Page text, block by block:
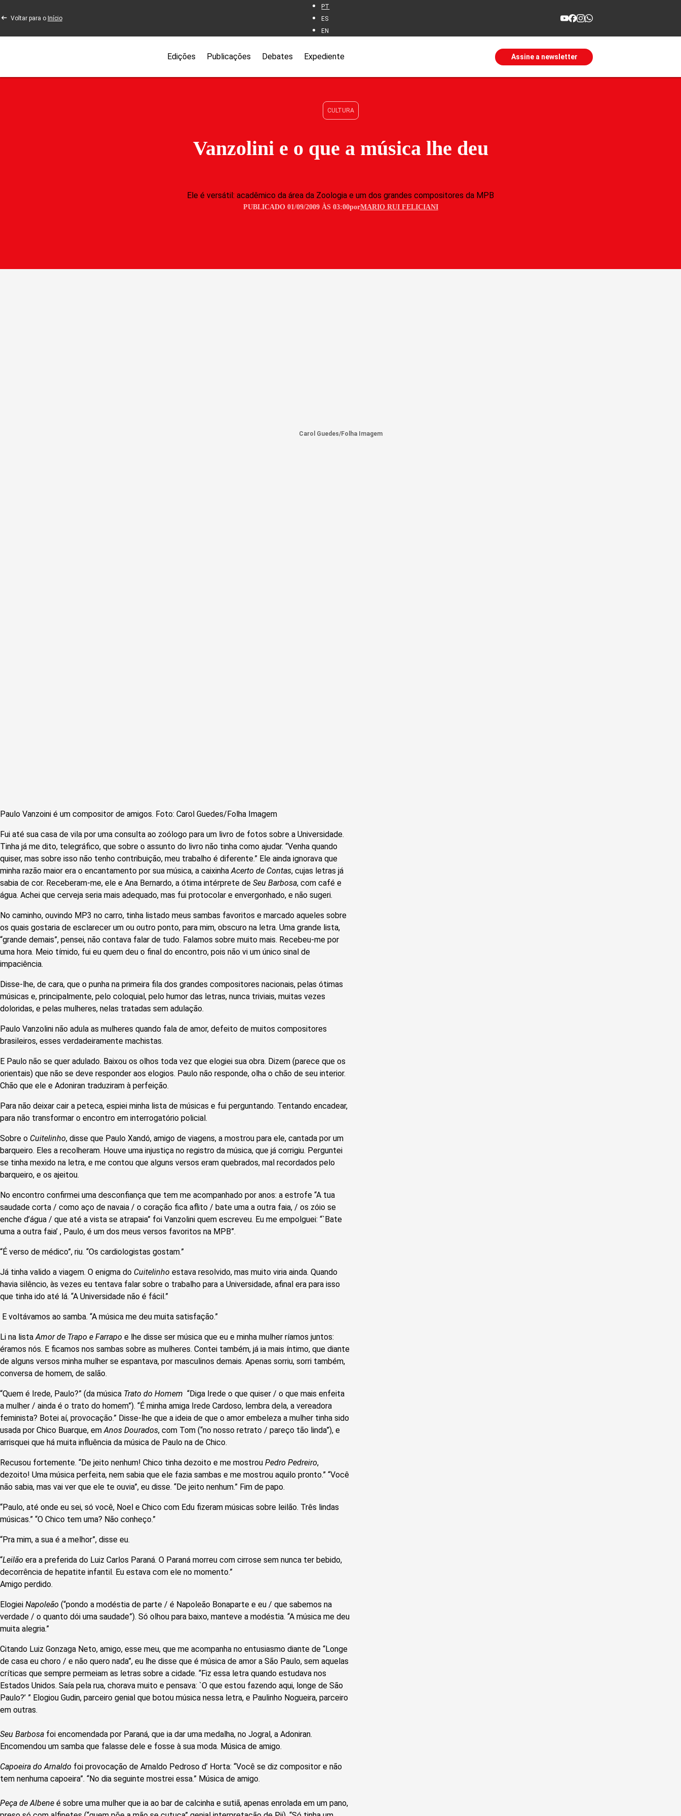
Voltar para o Início
PT
ES
EN
Edições Publicações Debates Expediente Assine a newsletter
CULTURA
Vanzolini e o que a música lhe deu
Ele é versátil: acadêmico da área da Zoologia e um dos grandes compositores da MPB
PUBLICADO 01/09/2009 ÀS 03:00porMARIO RUI FELICIANI
Carol Guedes/Folha Imagem
Paulo Vanzoini é um compositor de amigos. Foto: Carol Guedes/Folha Imagem
Fui até sua casa de vila por uma consulta ao zoólogo para um livro de fotos sobre a Universidade.
Tinha já me dito, telegráfico, que sobre o assunto do livro não tinha como ajudar. “Venha quando
quiser, mas sobre isso não tenho contribuição, meu trabalho é diferente.” Ele ainda ignorava que
minha razão maior era o encantamento por sua música, a caixinhaAcerto de Contas, cujas letras já
sabia de cor. Receberam-me, ele e Ana Bernardo, a ótima intérprete de Seu Barbosa, com café e
água. Achei que cerveja seria mais adequado, mas fui protocolar e envergonhado, e não sugeri.
No caminho, ouvindo MP3 no carro, tinha listado meus sambas favoritos e marcado aqueles sobre
os quais gostaria de esclarecer um ou outro ponto, para mim, obscuro na letra. Uma grande lista,
“grande demais”, pensei, não contava falar de tudo. Falamos sobre muito mais. Recebeu-me por
uma hora. Meio tímido, fui eu quem deu o final do encontro, pois não vi um único sinal de
impaciência.
Disse-lhe, de cara, que o punha na primeira fila dos grandes compositores nacionais, pelas ótimas
músicas e, principalmente, pelo coloquial, pelo humor das letras, nunca triviais, muitas vezes
doloridas, e pelas mulheres, nelas tratadas sem adulação.
Paulo Vanzolini não adula as mulheres quando fala de amor, defeito de muitos compositores
brasileiros, esses verdadeiramente machistas.
E Paulo não se quer adulado. Baixou os olhos toda vez que elogiei sua obra. Dizem (parece que os
orientais) que não se deve responder aos elogios. Paulo não responde, olha o chão de seu interior.
Chão que ele e Adoniran traduziram à perfeição.
Para não deixar cair a peteca, espiei minha lista de músicas e fui perguntando. Tentando encadear,
para não transformar o encontro em interrogatório policial.
Sobre o Cuitelinho, disse que Paulo Xandó, amigo de viagens, a mostrou para ele, cantada por um
barqueiro. Eles a recolheram. Houve uma injustiça no registro da música, que já corrigiu. Perguntei
se tinha mexido na letra, e me contou que alguns versos eram quebrados, mal recordados pelo
barqueiro, e os ajeitou.
No encontro confirmei uma desconfiança que tem me acompanhado por anos: a estrofe “A tua
saudade corta / como aço de navaia / o coração fica aflito / bate uma a outra faia, / os zóio se
enche d’água / que até a vista se atrapaia” foi Vanzolini quem escreveu. Eu me empolguei: “`Bate
uma a outra faia’ , Paulo, é um dos meus versos favoritos na MPB”.
“É verso de médico”, riu. “Os cardiologistas gostam.”
Já tinha valido a viagem. O enigma do Cuitelinho estava resolvido, mas muito viria ainda. Quando
havia silêncio, às vezes eu tentava falar sobre o trabalho para a Universidade, afinal era para isso
que tinha ido até lá. “A Universidade não é fácil.”
E voltávamos ao samba. “A música me deu muita satisfação.”
Li na listaAmor de Trapo e Farrapo e lhe disse ser música que eu e minha mulher ríamos juntos:
éramos nós. E ficamos nos sambas sobre as mulheres. Contei também, já ia mais íntimo, que diante
de alguns versos minha mulher se espantava, por masculinos demais. Apenas sorriu, sorri também,
conversa de homem, de salão.
“Quem é Irede, Paulo?” (da música Trato do Homem ­ “Diga Irede o que quiser / o que mais enfeita
a mulher / ainda é o trato do homem”). “É minha amiga Irede Cardoso, lembra dela, a vereadora
feminista? Botei aí, provocação.” Disse-lhe que a ideia de que o amor embeleza a mulher tinha sido
usada por Chico Buarque, emAnos Dourados, com Tom (“no nosso retrato / pareço tão linda”), e
arrisquei que há muita influência da música de Paulo na de Chico.
Recusou fortemente. “De jeito nenhum! Chico tinha dezoito e me mostrou Pedro Pedreiro,
dezoito! Uma música perfeita, nem sabia que ele fazia sambas e me mostrou aquilo pronto.” “Você
não sabia, mas vai ver que ele te ouvia”, eu disse. “De jeito nenhum.” Fim de papo.
“Paulo, até onde eu sei, só você, Noel e Chico com Edu fizeram músicas sobre leilão. Três lindas
músicas.” “O Chico tem uma? Não conheço.”
“Pra mim, a sua é a melhor”, disse eu.
“Leilão era a preferida do Luiz Carlos Paraná. O Paraná morreu com cirrose sem nunca ter bebido,
decorrência de hepatite infantil. Eu estava com ele no momento.”
Amigo perdido.
Elogiei Napoleão (“pondo a modéstia de parte / é Napoleão Bonaparte e eu / que sabemos na
verdade / o quanto dói uma saudade”). Só olhou para baixo, manteve a modéstia. “A música me deu
muita alegria.”
Citando Luiz Gonzaga Neto, amigo, esse meu, que me acompanha no entusiasmo diante de “Longe
de casa eu choro / e não quero nada”, eu lhe disse que é música de amor a São Paulo, sem aquelas
críticas que sempre permeiam as letras sobre a cidade. “Fiz essa letra quando estudava nos
Estados Unidos. Saía pela rua, chorava muito e pensava: `O que estou fazendo aqui, longe de São
Paulo?’ ” Elogiou Gudin, parceiro genial que botou música nessa letra, e Paulinho Nogueira, parceiro
em outras.
Seu Barbosa foi encomendada por Paraná, que ia dar uma medalha, no Jogral, a Adoniran.
Encomendou um samba que falasse dele e fosse à sua moda. Música de amigo.
Capoeira do Arnaldo foi provocação de Arnaldo Pedroso d’ Horta: “Você se diz compositor e não
tem nenhuma capoeira”. “No dia seguinte mostrei essa.” Música de amigo.
Peça de Albene é sobre uma mulher que ia ao bar de calcinha e sutiã, apenas enrolada em um pano,